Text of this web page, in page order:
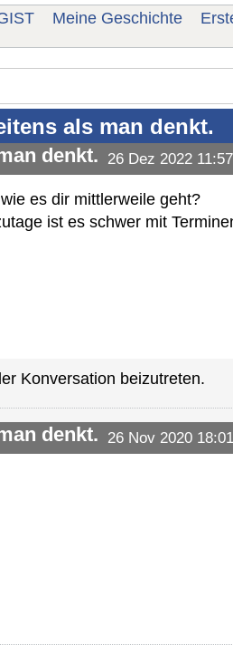
Meine Geschichte
als man denkt.
denkt. 26 Dez 2022 11:57
es dir mittlerweile geht?
ist es schwer mit
Konversation beizutreten.
denkt. 26 Nov 2020 18:01